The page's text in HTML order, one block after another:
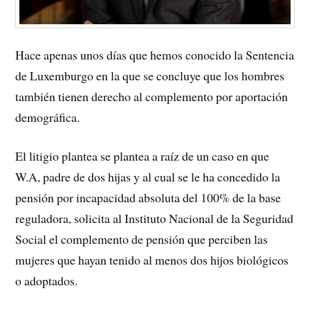
Hace apenas unos días que hemos conocido la Sentencia
de Luxemburgo en la que se concluye que los hombres
también tienen derecho al complemento por aportación
demográfica.
El litigio plantea se plantea a raíz de un caso en que
W.A, padre de dos hijas y al cual se le ha concedido la
pensión por incapacidad absoluta del 100% de la base
reguladora, solicita al Instituto Nacional de la Seguridad
Social el complemento de pensión que perciben las
mujeres que hayan tenido al menos dos hijos biológicos
o adoptados.